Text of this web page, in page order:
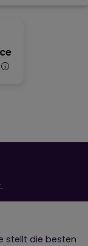
stellt die besten